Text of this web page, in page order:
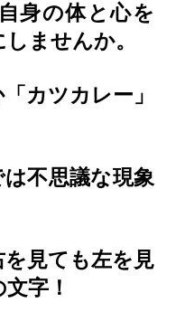
身の体と心を
ませんか。
カツカレー」
不思議な現象
見ても左を見
字！